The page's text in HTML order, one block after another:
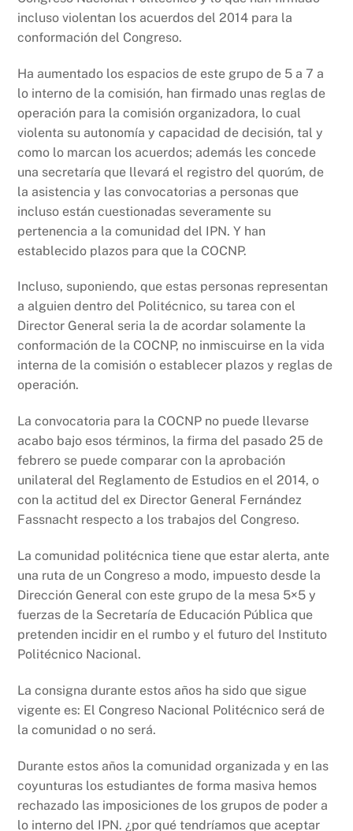
incluso violentan los acuerdos del 2014 para la
conformación del Congreso.
Ha aumentado los espacios de este grupo de 5 a 7 a
lo interno de la comisión, han firmado unas reglas de
operación para la comisión organizadora, lo cual
violenta su autonomía y capacidad de decisión, tal y
como lo marcan los acuerdos; además les concede
una secretaría que llevará el registro del quorúm, de
la asistencia y las convocatorias a personas que
incluso están cuestionadas severamente su
pertenencia a la comunidad del IPN. Y han
establecido plazos para que la COCNP.
Incluso, suponiendo, que estas personas representan
a alguien dentro del Politécnico, su tarea con el
Director General seria la de acordar solamente la
conformación de la COCNP, no inmiscuirse en la vida
interna de la comisión o establecer plazos y reglas de
operación.
La convocatoria para la COCNP no puede llevarse
acabo bajo esos términos, la firma del pasado 25 de
febrero se puede comparar con la aprobación
unilateral del Reglamento de Estudios en el 2014, o
con la actitud del ex Director General Fernández
Fassnacht respecto a los trabajos del Congreso.
La comunidad politécnica tiene que estar alerta, ante
una ruta de un Congreso a modo, impuesto desde la
Dirección General con este grupo de la mesa 5×5 y
fuerzas de la Secretaría de Educación Pública que
pretenden incidir en el rumbo y el futuro del Instituto
Politécnico Nacional.
La consigna durante estos años ha sido que sigue
vigente es: El Congreso Nacional Politécnico será de
la comunidad o no será.
Durante estos años la comunidad organizada y en las
coyunturas los estudiantes de forma masiva hemos
rechazado las imposiciones de los grupos de poder a
lo interno del IPN. ¿por qué tendríamos que aceptar